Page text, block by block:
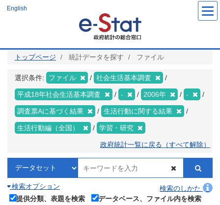
ツ
English
トップページ 統計データを探す ファイル
選択条件: ファイル 社会生活基本調査
平成18年社会生活基本調査 - 2006年 -
調査票Aに基づく結果 生活行動に関する結果
生活行動編（全国） 学習・研究
政府統計一覧に戻る（すべて解除）
検索オプション
検索のしかた
提供分類、表題を検索
データベース、ファイル内を検索